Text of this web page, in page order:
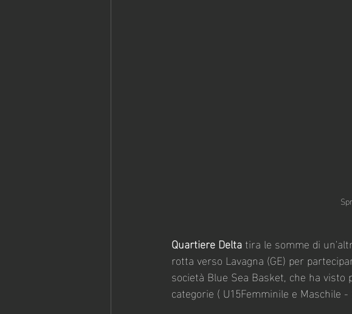
Quartiere Delta tira le somme di
rotta verso Lavagna (GE) per
società Blue Sea Basket, che ha
categorie ( U15Femminile e Maschile